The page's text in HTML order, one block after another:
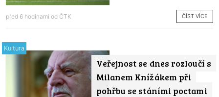
před 6 hodinami od ČTK ČÍST VÍCE
Veřejnost se dnes rozloučí s
Milanem Knížákem při
pohřbu se stáními poctami
Kultura